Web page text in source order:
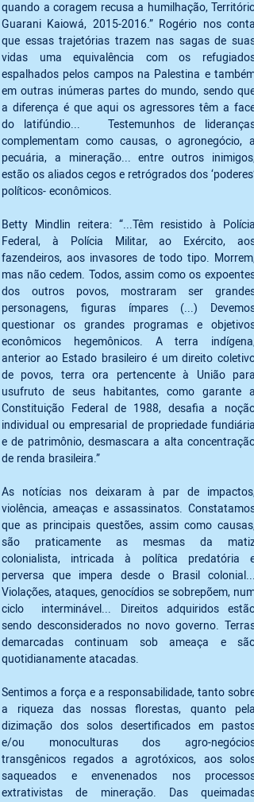
quando a coragem recusa a humilhação, Território
Guarani Kaiowá, 2015-2016.” Rogério nos conta
que essas trajetórias trazem nas sagas de suas
vidas uma equivalência com os refugiados
espalhados pelos campos na Palestina e também
em outras inúmeras partes do mundo, sendo que
a diferença é que aqui os agressores têm a face
do latifúndio...   Testemunhos de lideranças
complementam como causas, o agronegócio, a
pecuária, a mineração... entre outros inimigos,
estão os aliados cegos e retrógrados dos ‘poderes’
políticos- econômicos.
Betty Mindlin reitera: “...Têm resistido à Polícia
Federal, à Polícia Militar, ao Exército, aos
fazendeiros, aos invasores de todo tipo. Morrem,
mas não cedem. Todos, assim como os expoentes
dos outros povos, mostraram ser grandes
personagens, figuras ímpares (...) Devemos
questionar os grandes programas e objetivos
econômicos hegemônicos. A terra indígena,
anterior ao Estado brasileiro é um direito coletivo
de povos, terra ora pertencente à União para
usufruto de seus habitantes, como garante a
Constituição Federal de 1988, desafia a noção
individual ou empresarial de propriedade fundiária
e de patrimônio, desmascara a alta concentração
de renda brasileira.”
As notícias nos deixaram à par de impactos,
violência, ameaças e assassinatos. Constatamos
que as principais questões, assim como causas,
são praticamente as mesmas da matiz
colonialista, intricada à política predatória e
perversa que impera desde o Brasil colonial...
Violações, ataques, genocídios se sobrepõem, num
ciclo  interminável... Direitos adquiridos estão
sendo desconsiderados no novo governo. Terras
demarcadas continuam sob ameaça e são
quotidianamente atacadas.
Sentimos a força e a responsabilidade, tanto sobre
a riqueza das nossas florestas, quanto pela
dizimação dos solos desertificados em pastos
e/ou monoculturas dos agro-negócios
transgênicos regados a agrotóxicos, aos solos
saqueados e envenenados nos processos
extrativistas de mineração. Das queimadas